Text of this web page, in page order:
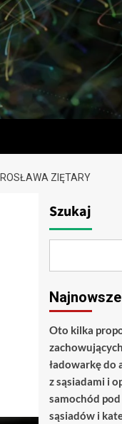
ZIĘTARY
Szukaj
Najnowsze
Oto kilka
ładowarkę do
z sąsiadami i
samochód
sąsiadów i